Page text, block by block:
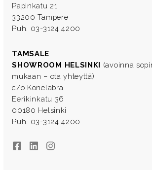
Papinkatu 21
33200 Tampere
Puh. 03-3124 4200
TAMSALE
SHOWROOM HELSINKI (avoinna
mukaan – ota yhteyttä)
c/o Konelabra
Eerikinkatu 36
00180 Helsinki
Puh. 03-3124 4200
FacebookLinkedInInstagram